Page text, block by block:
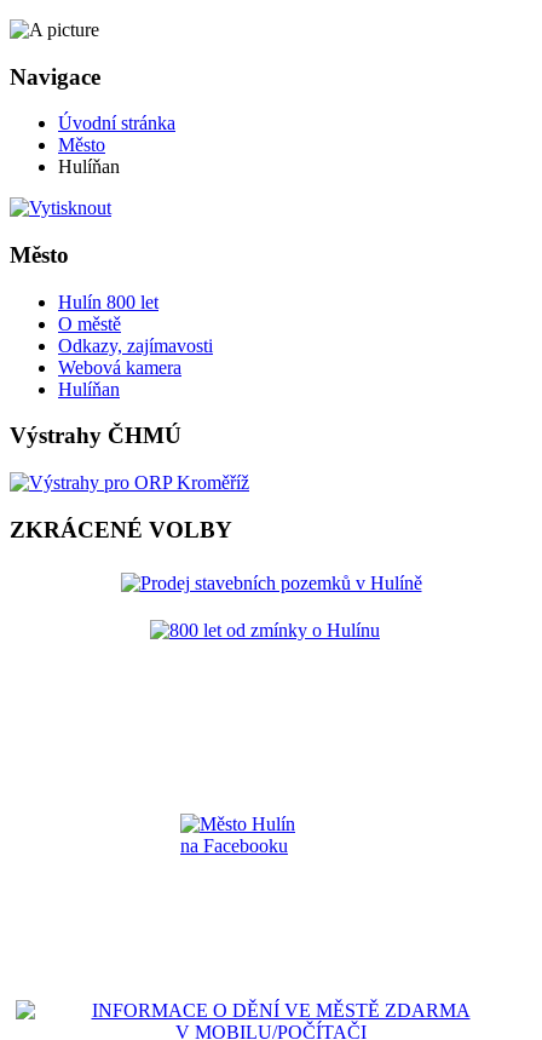
Navigace
Úvodní stránka
Město
Hulíňan
Město
Hulín 800 let
O městě
Odkazy, zajímavosti
Webová kamera
Hulíňan
Výstrahy ČHMÚ
ZKRÁCENÉ VOLBY